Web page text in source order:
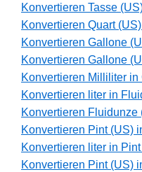
Konvertieren Tasse
Konvertieren Quart
Konvertieren Gallone
Konvertieren Gallone
Konvertieren Milliliter
Konvertieren liter in
Konvertieren Fluidunze
Konvertieren Pint (US)
Konvertieren liter in
Konvertieren Pint (US)